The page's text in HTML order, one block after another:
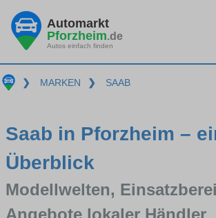
Automarkt
Pforzheim.de
Autos einfach finden
❯ MARKEN ❯ SAAB
Saab in Pforzheim –
Überblick
Modellwelten,
Angebote lokaler Händler